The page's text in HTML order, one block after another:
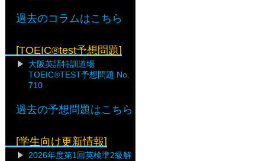
過去のコラムはこちら
[TOEIC®test予想問題]
大阪英語特訓道場
TOEIC®TEST予想問題 No.
710
過去の予想問題はこちら
[学生向け更新情報]
2026年度第1回英検準2級解